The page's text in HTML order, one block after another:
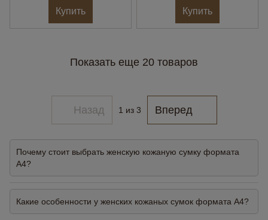
Купить Купить
Показать еще 20 товаров
Назад 1 из 3 Вперед
Почему стоит выбрать женскую кожаную сумку формата
А4?
Какие особенности у женских кожаных сумок формата А4?